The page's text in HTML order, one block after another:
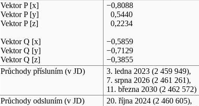
Vektor P [x]
Vektor P [y]
Vektor P [z]
Vektor Q [x]
Vektor Q [y]
Vektor Q [z]
−0,8088
0,5440
0,2234
−0,5859
−0,7129
−0,3855
Průchody přísluním (v JD) 3. ledna 2023(2 459 949),
7. srpna 2026(2 461 261),
11. března 2030(2 462 572)
Průchody odsluním (v JD) 20. října 2024(2 460 605),